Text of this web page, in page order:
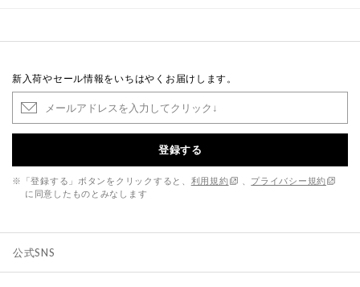
新入荷やセール情報をいちはやくお届けします。
登録する
※「登録する」ボタンをクリックすると、 利用規約
プライバシー規約
に同意したものとみなします
公式SNS